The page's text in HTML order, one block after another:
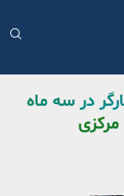
و مصدومیت 184 کارگر در سه ماه